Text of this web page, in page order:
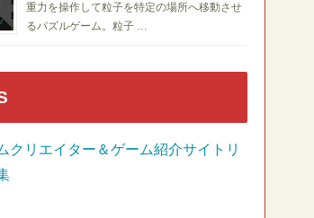
重力を操作して粒子を特定の場所へ移動させ
るパズルゲーム。粒子 …
クリエイター＆ゲーム紹介サイトリ